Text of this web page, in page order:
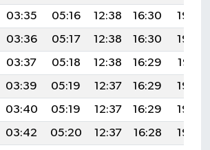
03:35 05:16 12:38 16:30
19:49
03:36 05:17 12:38 16:30
19:48
03:37 05:18 12:38 16:29
19:47
03:39 05:19 12:37 16:29
19:46
03:40 05:19 12:37 16:29
19:45
03:42 05:20 12:37 16:28
19:44